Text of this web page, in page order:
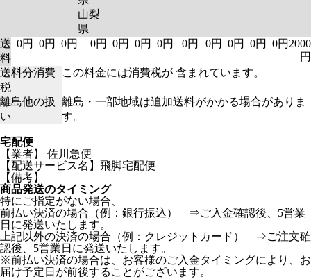
山梨
県
送
料
0円 0円 0円 0円 0円 0円 0円 0円 0円 0円 0円 0円 2000
円
送料分消費
税
この料金には消費税が 含まれています。
離島他の扱
い
離島・一部地域は追加送料がかかる場合がありま
す。
宅配便
【業者】 佐川急便
【配送サービス名】飛脚宅配便
【備考】
商品発送のタイミング
特にご指定がない場合、
前払い決済の場合（例：銀行振込） ⇒ご入金確認後、5営業
日に発送いたします。
上記以外の決済の場合（例：クレジットカード） ⇒ご注文確
認後、5営業日に発送いたします。
※前払い決済の場合は、お客様のご入金タイミングにより、お
届け予定日が前後することがございます。